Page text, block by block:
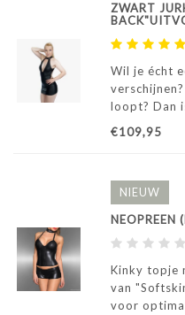
ZWART
Wil je écht
loopt? Dan
ademend
€109,95
NIEUW
NEOPREEN
Kinky topje
van
voor